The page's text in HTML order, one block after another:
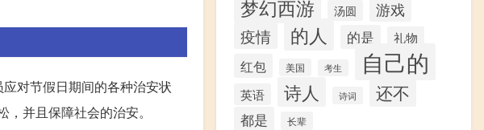
对节假日期间的各种治安状
并且保障社会的治安。
梦幻西游 汤圆 游戏
疫情 的人 的是 礼物
红包 美国 考生 自己的
英语 诗人 诗词 还不
都是 长辈